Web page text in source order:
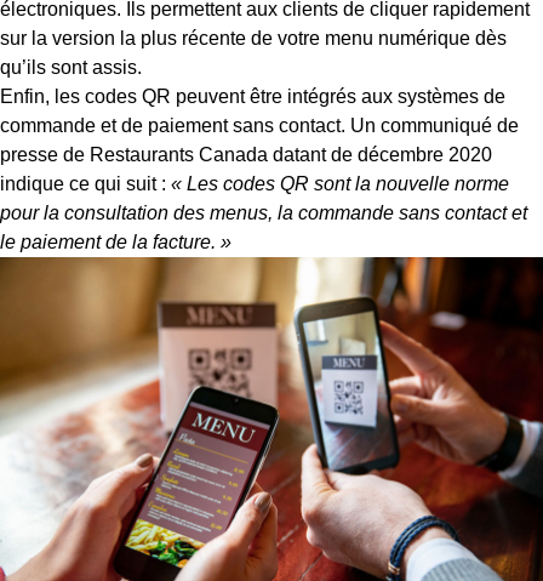
électroniques. Ils permettent aux clients de cliquer rapidement
sur la version la plus récente de votre menu numérique dès
qu’ils sont assis.
Enfin, les codes QR peuvent être intégrés aux systèmes de
commande et de paiement sans contact. Un communiqué de
presse de Restaurants Canada datant de décembre 2020
indique ce qui suit : « Les codes QR sont la nouvelle norme
pour la consultation des menus, la commande sans contact et
le paiement de la facture. »